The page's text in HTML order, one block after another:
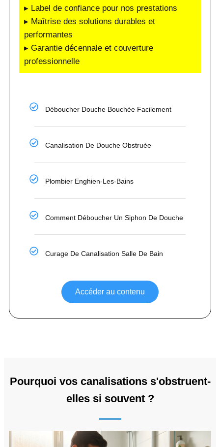
▸ Label de confiance pour nos prestations
▸ Maîtrise des solutions durables et
performantes
▸ Garantie décennale et couverture
professionnelle
Déboucher Douche Bouchée Facilement
Canalisation De Douche Obstruée
Plombier Enghien-Les-Bains
Comment Déboucher Un Siphon De Douche
Curage De Canalisation Salle De Bain
Accéder au contenu
Pourquoi vos canalisations s'obstruent-
elles si souvent ?